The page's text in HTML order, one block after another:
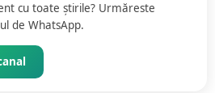
cu toate știrile? Urmăreste
de WhatsApp.